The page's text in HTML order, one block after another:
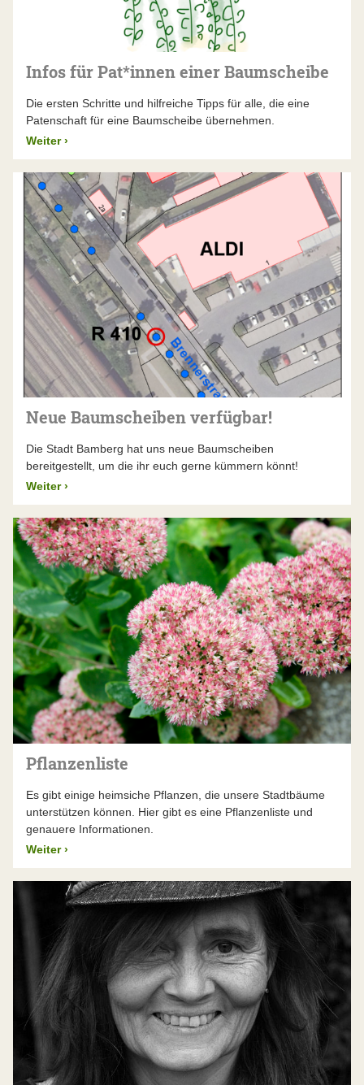
Infos für Pat*innen einer Baumscheibe
Die ersten Schritte und hilfreiche Tipps für alle, die eine
Patenschaft für eine Baumscheibe übernehmen.
Weiter ›
Neue Baumscheiben verfügbar!
Die Stadt Bamberg hat uns neue Baumscheiben
bereitgestellt, um die ihr euch gerne kümmern könnt!
Weiter ›
Pflanzenliste
Es gibt einige heimsiche Pflanzen, die unsere Stadtbäume
unterstützen können. Hier gibt es eine Pflanzenliste und
genauere Informationen.
Weiter ›